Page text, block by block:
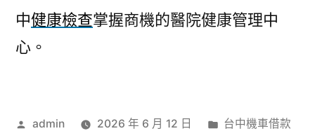
中健康檢查掌握商機的醫院健康管理中
心。
作
admin 2026 年 6 月 12 日
分
台中機車借款